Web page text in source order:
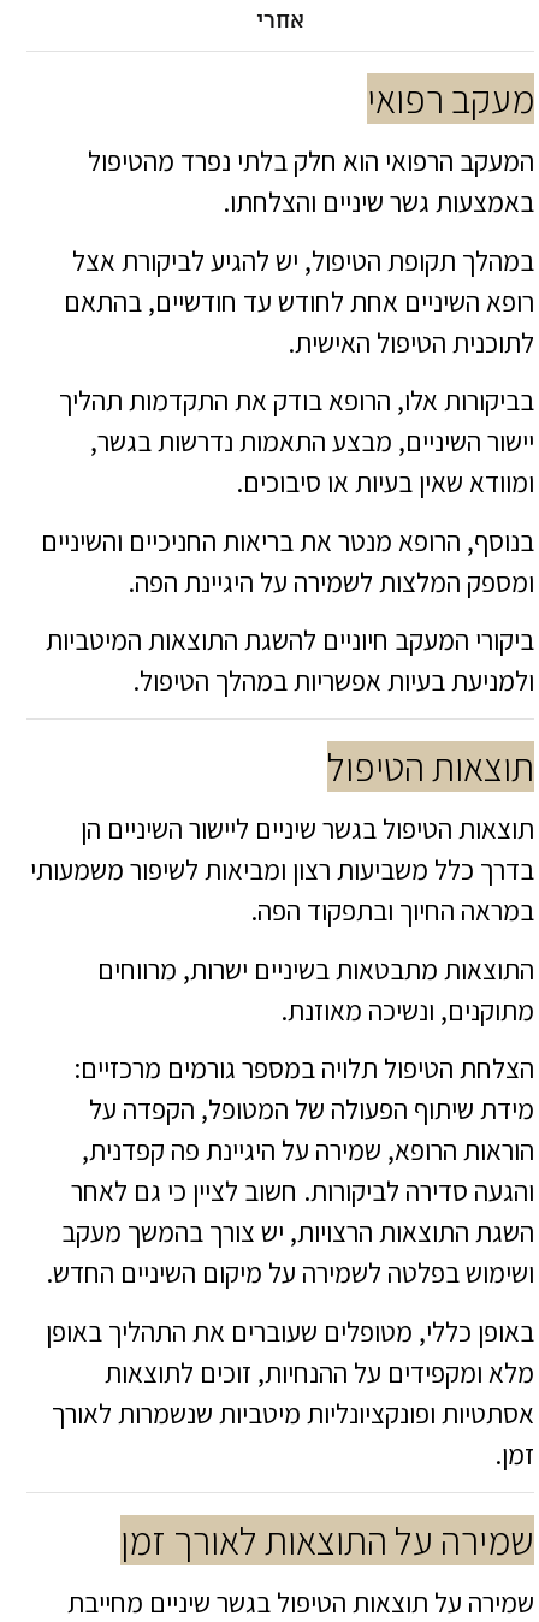
אחרי
מעקב רפואי
המעקב הרפואי הוא חלק בלתי נפרד מהטיפול
באמצעות גשר שיניים והצלחתו.
במהלך תקופת הטיפול, יש להגיע לביקורת אצל
רופא השיניים אחת לחודש עד חודשיים, בהתאם
לתוכנית הטיפול האישית.
בביקורות אלו, הרופא בודק את התקדמות תהליך
יישור השיניים, מבצע התאמות נדרשות בגשר,
ומוודא שאין בעיות או סיבוכים.
בנוסף, הרופא מנטר את בריאות החניכיים והשיניים
ומספק המלצות לשמירה על היגיינת הפה.
ביקורי המעקב חיוניים להשגת התוצאות המיטביות
ולמניעת בעיות אפשריות במהלך הטיפול.
תוצאות הטיפול
תוצאות הטיפול בגשר שיניים ליישור השיניים הן
בדרך כלל משביעות רצון ומביאות לשיפור משמעותי
במראה החיוך ובתפקוד הפה.
התוצאות מתבטאות בשיניים ישרות, מרווחים
מתוקנים, ונשיכה מאוזנת.
הצלחת הטיפול תלויה במספר גורמים מרכזיים:
מידת שיתוף הפעולה של המטופל, הקפדה על
הוראות הרופא, שמירה על היגיינת פה קפדנית,
והגעה סדירה לביקורות. חשוב לציין כי גם לאחר
השגת התוצאות הרצויות, יש צורך בהמשך מעקב
ושימוש בפלטה לשמירה על מיקום השיניים החדש.
באופן כללי, מטופלים שעוברים את התהליך באופן
מלא ומקפידים על ההנחיות, זוכים לתוצאות
אסתטיות ופונקציונליות מיטביות שנשמרות לאורך
זמן.
שמירה על התוצאות לאורך זמן
שמירה על תוצאות הטיפול בגשר שיניים מחייבת